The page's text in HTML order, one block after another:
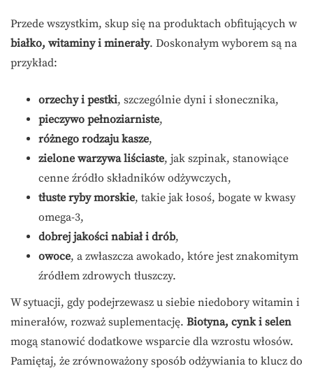
Przede wszystkim, skup się na produktach obfitujących w
białko, witaminy i minerały. Doskonałym wyborem są na
przykład:
orzechy i pestki, szczególnie dyni i słonecznika,
pieczywo pełnoziarniste,
różnego rodzaju kasze,
zielone warzywa liściaste, jak szpinak, stanowiące
cenne źródło składników odżywczych,
tłuste ryby morskie, takie jak łosoś, bogate w kwasy
omega-3,
dobrej jakości nabiał i drób,
owoce, a zwłaszcza awokado, które jest znakomitym
źródłem zdrowych tłuszczy.
W sytuacji, gdy podejrzewasz u siebie niedobory witamin i
minerałów, rozważ suplementację. Biotyna, cynk i selen
mogą stanowić dodatkowe wsparcie dla wzrostu włosów.
Pamiętaj, że zrównoważony sposób odżywiania to klucz do